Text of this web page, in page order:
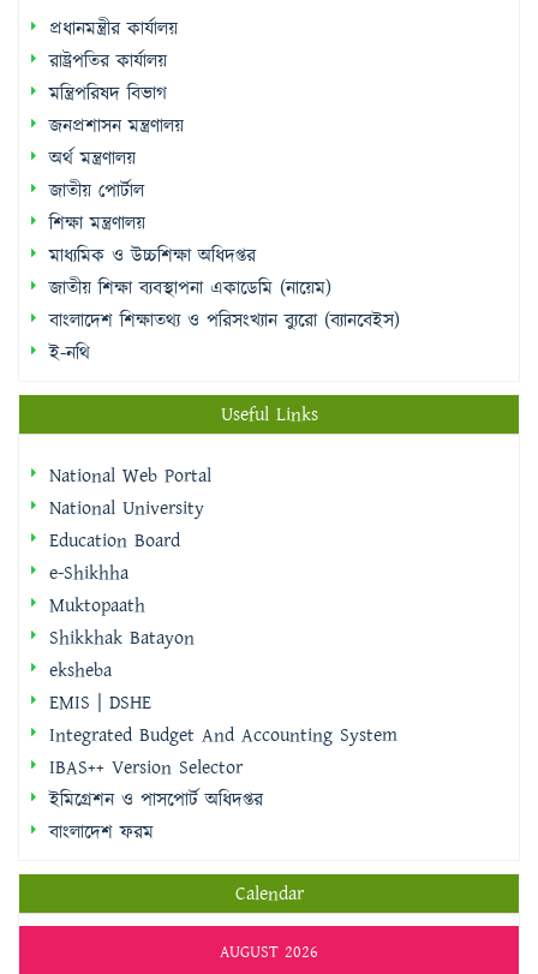
প্রধানমন্ত্রীর কার্যালয়
রাষ্ট্রপতির কার্যালয়
মন্ত্রিপরিষদ বিভাগ
জনপ্রশাসন মন্ত্রণালয়
অর্থ মন্ত্রণালয়
জাতীয় পোর্টাল
শিক্ষা মন্ত্রণালয়
মাধ্যমিক ও উচ্চশিক্ষা অধিদপ্তর
জাতীয় শিক্ষা ব্যবস্থাপনা একাডেমি (নায়েম)
বাংলাদেশ শিক্ষাতথ্য ও পরিসংখ্যান ব্যুরো (ব্যানবেইস)
ই-নথি
Useful Links
National Web Portal
National University
Education Board
e-Shikhha
Muktopaath
Shikkhak Batayon
eksheba
EMIS | DSHE
Integrated Budget And Accounting System
IBAS++ Version Selector
ইমিগ্রেশন ও পাসপোর্ট অধিদপ্তর
বাংলাদেশ ফরম
Calendar
AUGUST 2026